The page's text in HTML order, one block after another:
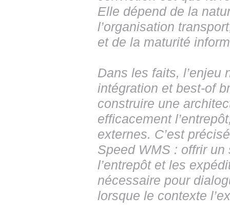
Elle dépend de la
l’organisation
et de la maturité
Dans les faits, l’enjeu
intégration et best-of
construire une
efficacement
externes. C’est
Speed WMS : offrir
l’entrepôt et les
nécessaire pour
lorsque le contexte